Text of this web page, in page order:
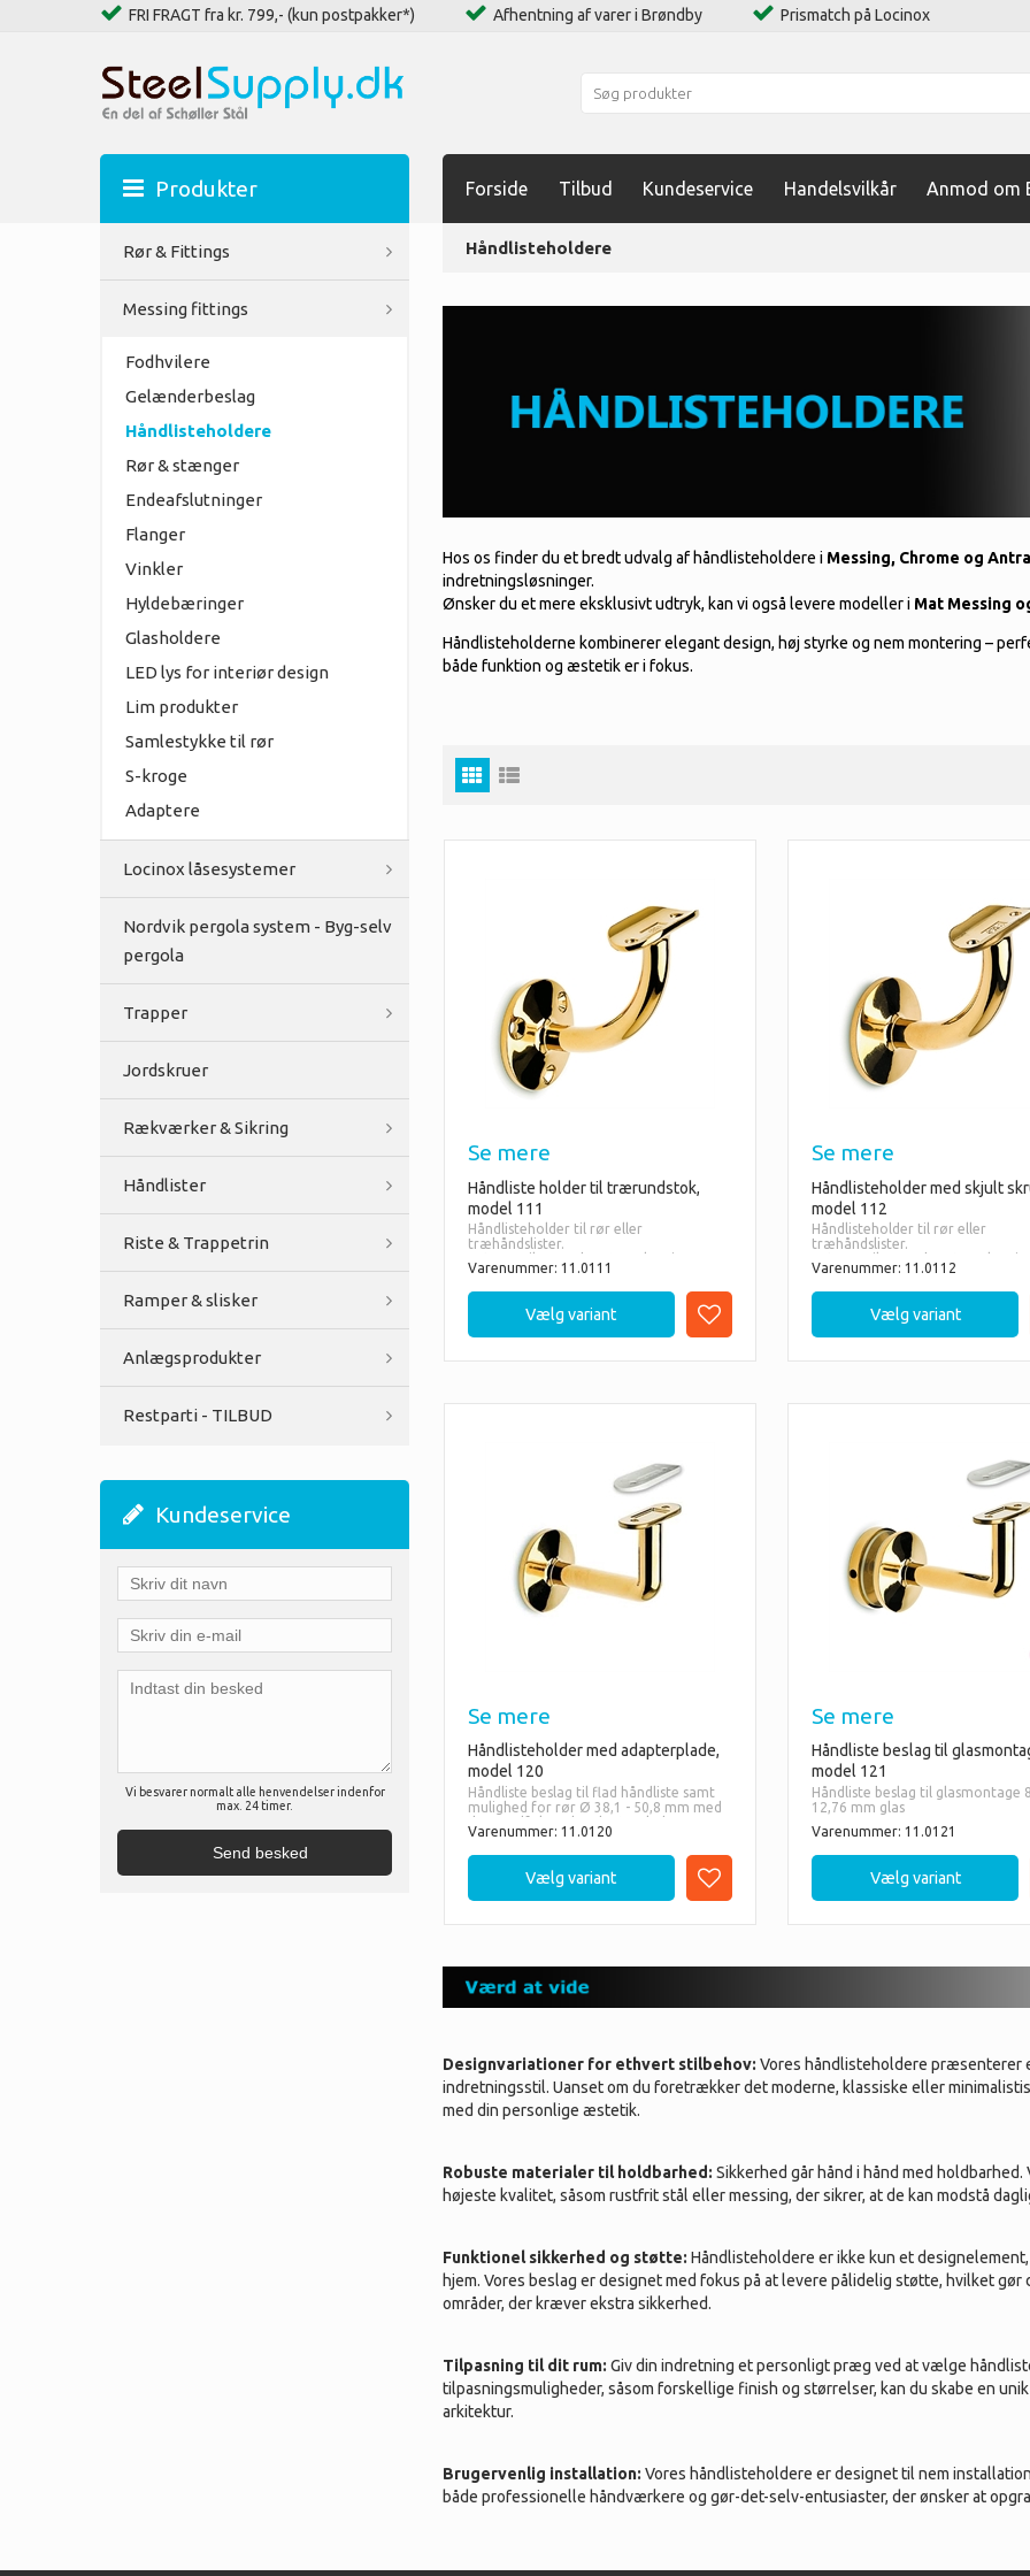
FRI FRAGT fra kr. 799,- (kun postpakker*) Afhentning af varer i Brøndby Prismatch på Locinox
Produkter
Rør & Fittings
Messing fittings
Fodhvilere
Gelænderbeslag
Håndlisteholdere
Rør & stænger
Endeafslutninger
Flanger
Vinkler
Hyldebæringer
Glasholdere
LED lys for interiør design
Lim produkter
Samlestykke til rør
S-kroge
Adaptere
Locinox låsesystemer
Nordvik pergola system - Byg-selv
pergola
Trapper
Jordskruer
Rækværker & Sikring
Håndlister
Riste & Trappetrin
Ramper & slisker
Anlægsprodukter
Restparti - TILBUD
Kundeservice
Vi besvarer normalt alle henvendelser indenfor
max. 24 timer.
Forside Tilbud Kundeservice Handelsvilkår Anmod om
Håndlisteholdere
Hos os finder du et bredt udvalg af håndlisteholdere i Messing, Chrome og
indretningsløsninger.
Ønsker du et mere eksklusivt udtryk, kan vi også levere modeller i Mat Messing
Håndlisteholderne kombinerer elegant design, høj styrke og nem montering –
både funktion og æstetik er i fokus.
Se mere
Håndliste holder til trærundstok,
model 111
Håndlisteholder til rør eller
træhåndslister.
- Ø 38.1 vil være den størrelse vi
anbefaler til vores håndlister i træ
(Ø45mm)
Vælg mellem følgende modeller:
- Chrome: 38mm
Varenummer: 11.0111
Se mere
Håndlisteholder med skjult
model 112
Håndlisteholder til rør eller
træhåndslister.
- Ø 38.1 vil være den størrelse vi
anbefaler til vores håndlister i træ
(Ø45mm)
Vælg mellem følgende
- Chrome: 38mm
Varenummer: 11.0112
Se mere
Håndlisteholder med adapterplade,
model 120
Håndliste beslag til flad håndliste samt
mulighed for rør Ø 38,1 - 50,8 mm med
den medfølgende adapterplade
Med skjult skrue.
Vælg mellem følgende modeller:
- Messing
- Antrazit
Varenummer: 11.0120
Se mere
Håndliste beslag til
model 121
Håndliste beslag til glasmontage
12,76 mm glas
Vælg mellem følgende
- Rustfri - bestillingsvare
Varenummer: 11.0121
Designvariationer for ethvert stilbehov:Vores håndlisteholdere præsenterer
indretningsstil. Uanset om du foretrækker det moderne, klassiske eller
med din personlige æstetik.
Robuste materialer til holdbarhed: Sikkerhed går hånd i hånd med
højeste kvalitet, såsom rustfrit stål eller messing, der sikrer, at de kan modstå
Funktionel sikkerhed og støtte: Håndlisteholdere er ikke kun et
hjem. Vores beslag er designet med fokus på at levere pålidelig støtte, hvilket
områder, der kræver ekstra sikkerhed.
Tilpasning til dit rum: Giv din indretning et personligt præg ved at vælge
tilpasningsmuligheder, såsom forskellige finish og størrelser, kan du skabe en
arkitektur.
Brugervenlig installation: Vores håndlisteholdere er designet til nem
både professionelle håndværkere og gør-det-selv-entusiaster, der ønsker at